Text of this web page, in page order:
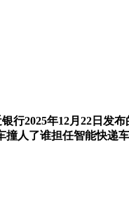
2025年12月22日发
人了谁担任智能快递